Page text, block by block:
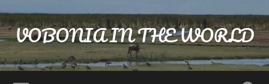
VOBONIA IN THE WORLD